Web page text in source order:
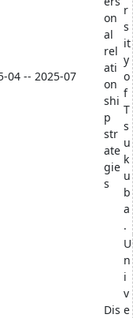
04 -- 2025-07
on
al
rel
ati
on
shi
p
str
ate
gie
s
r
s
it
y
o
f
T
s
u
k
u
b
a
.
Dis
U
n
i
v
e